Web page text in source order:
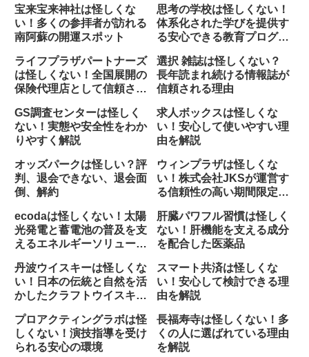
宝来宝来神社は怪しくな
い！多くの参拝者が訪れる
南阿蘇の開運スポット
思考の学校は怪しくない！
体系化された学びを提供す
る安心できる教育プログラ
ライフプラザパートナーズ
は怪しくない！全国展開の
保険代理店として信頼され
選択 雑誌は怪しくない？
長年読まれ続ける情報誌が
信頼される理由
GS調査センターは怪しく
ない！実態や安全性をわか
りやすく解説
求人ボックスは怪しくな
い！安心して使いやすい理
由を解説
オッズパークは怪しい？評
判、退会できない、退会面
倒、解約
ウィンプラザは怪しくな
い！株式会社JKSが運営す
る信頼性の高い期間限定店
ecodaは怪しくない！太陽
光発電と蓄電池の普及を支
えるエネルギーソリューシ
肝臓パワフル習慣は怪しく
ない！肝機能を支える成分
を配合した医薬品
丹波ウイスキーは怪しくな
い！日本の伝統と自然を活
かしたクラフトウイスキー
スマート共済は怪しくな
い！安心して検討できる理
由を解説
プロアクティングラボは怪
しくない！演技指導を受け
られる安心の環境
長福寿寺は怪しくない！多
くの人に選ばれている理由
を解説